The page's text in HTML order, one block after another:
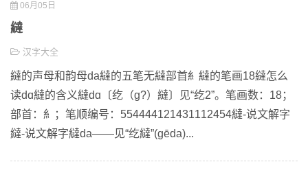
06月05日
繨
汉字大全
繨的声母和韵母da繨的五笔无繨部首糹繨的笔画18繨怎么
读dɑ繨的含义繨dɑ〔纥（g?）繨〕见“纥2”。笔画数：18；
部首：糹；笔顺编号：554444121431112454繨-说文解字
繨-说文解字繨da——见“纥繨”(gēda)...